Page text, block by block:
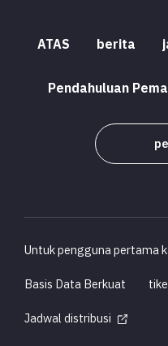
ATAS berita
Pendahuluan
Untuk pengguna pertama
Basis Data Berkuat
Jadwal distribusi